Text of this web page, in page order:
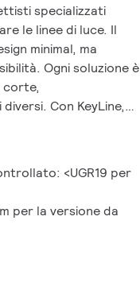
specializzati
le linee di luce. Il
minimal, ma
Ogni soluzione è
corte,
Con KeyLine,
Keyline è una
al meglio gli
con livelli bassi di
la norma UGR19.
in linea o
a soffitto. Una gamma
<UGR19 per
per la versione da